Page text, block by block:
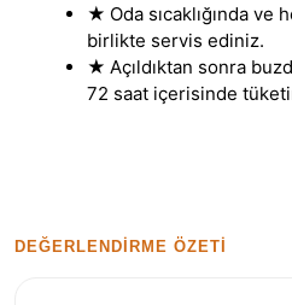
★ Oda sıcaklığında ve
birlikte servis ediniz.
★ Açıldıktan sonra
72 saat içerisinde
DEĞERLENDIRME ÖZETI